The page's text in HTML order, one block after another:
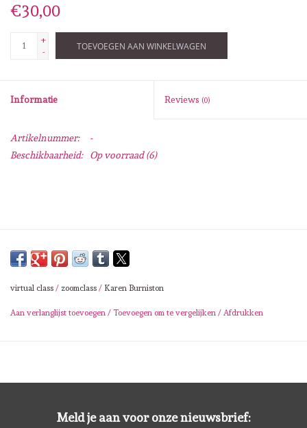
Gereedschap
Stansmachine en toebehoren
Uitverkoop
€30,00
+
-
TOEVOEGEN AAN WINKELWAGEN
Informatie Reviews (0)
Artikelnummer:
-
Beschikbaarheid:
Op voorraad(6)
virtual class / zoomclass / Karen Burniston
Aan verlanglijst toevoegen / Toevoegen om te vergelijken / Afdrukken
Meld je aan voor onze nieuwsbrief: